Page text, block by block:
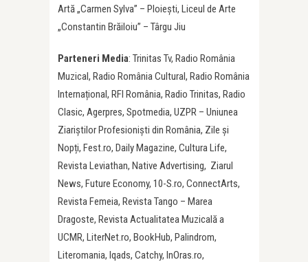
Artă „Carmen Sylva” – Ploiești, Liceul de Arte
„Constantin Brăiloiu” – Târgu Jiu
Parteneri Media: Trinitas Tv, Radio România
Muzical, Radio România Cultural, Radio România
Internațional, RFI România, Radio Trinitas, Radio
Clasic, Agerpres, Spotmedia, UZPR – Uniunea
Ziariștilor Profesioniști din România, Zile și
Nopți, Fest.ro, Daily Magazine, Cultura Life,
Revista Leviathan, Native Advertising, Ziarul
News, Future Economy, 10-S.ro, ConnectArts,
Revista Femeia, Revista Tango – Marea
Dragoste, Revista Actualitatea Muzicală a
UCMR, LiterNet.ro, BookHub, Palindrom,
Literomania, Iqads, Catchy, InOras.ro,